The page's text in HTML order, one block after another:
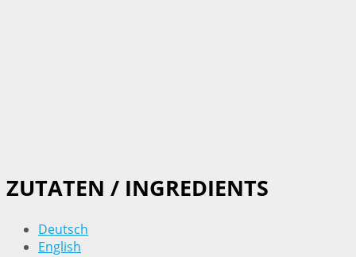
ZUTATEN / INGREDIENTS
Deutsch
English